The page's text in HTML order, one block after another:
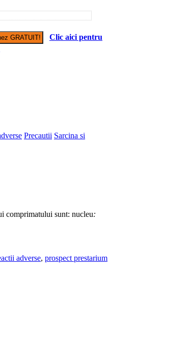
Clic aici pentru
Precautii Sarcina si
comprimatului sunt: nucleu:
adverse, prospect prestarium